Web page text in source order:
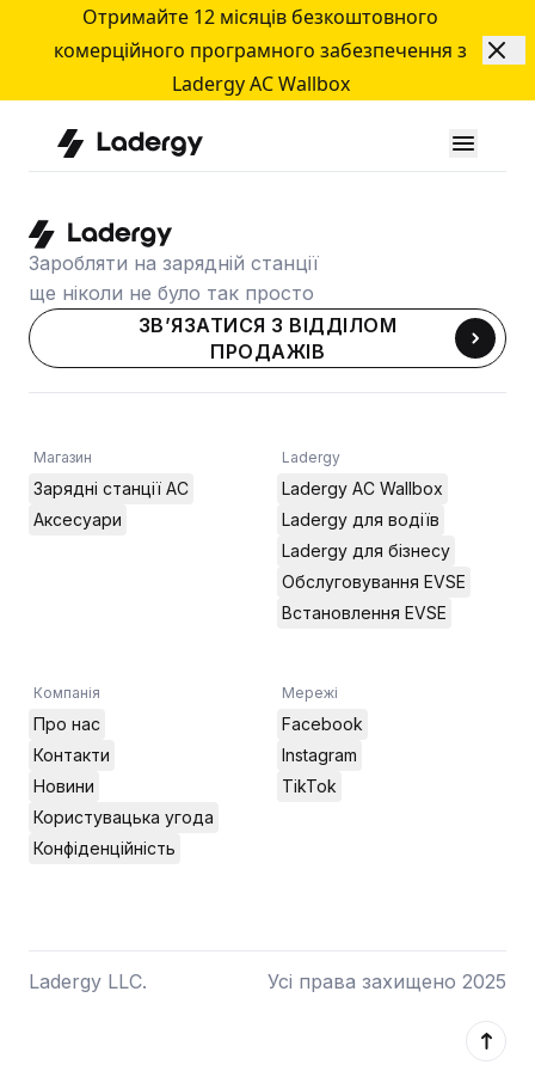
Отримайте 12 місяців безкоштовного
комерційного програмного забезпечення з
Ladergy AC Wallbox
AllProductsPage
Заробляти на зарядній станції
ще ніколи не було так просто
ЗВ’ЯЗАТИСЯ З ВІДДІЛОМ
ПРОДАЖІВ
Магазин
Зарядні станції AC
Аксесуари
Ladergy
Ladergy AC Wallbox
Ladergy для водіїв
Ladergy для бізнесу
Обслуговування EVSE
Встановлення EVSE
Компанія
Про нас
Контакти
Новини
Користувацька угода
Конфіденційність
Мережі
Facebook
Instagram
TikTok
Ladergy LLC. Усі права захищено 2025